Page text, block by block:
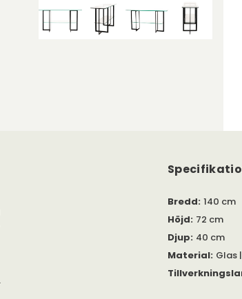
Bredd: 140 cm
Höjd: 72 cm
Djup: 40 cm
Material: Glas